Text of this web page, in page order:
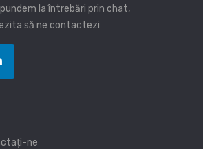
la întrebări prin chat,
să ne contactezi
ne